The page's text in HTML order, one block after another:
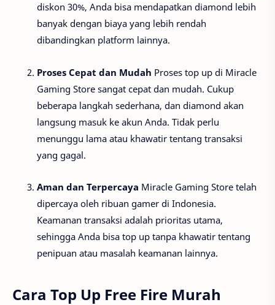
diskon 30%, Anda bisa mendapatkan diamond lebih
banyak dengan biaya yang lebih rendah
dibandingkan platform lainnya.
Proses Cepat dan Mudah Proses top up di Miracle
Gaming Store sangat cepat dan mudah. Cukup
beberapa langkah sederhana, dan diamond akan
langsung masuk ke akun Anda. Tidak perlu
menunggu lama atau khawatir tentang transaksi
yang gagal.
Aman dan Terpercaya Miracle Gaming Store telah
dipercaya oleh ribuan gamer di Indonesia.
Keamanan transaksi adalah prioritas utama,
sehingga Anda bisa top up tanpa khawatir tentang
penipuan atau masalah keamanan lainnya.
Cara Top Up Free Fire Murah